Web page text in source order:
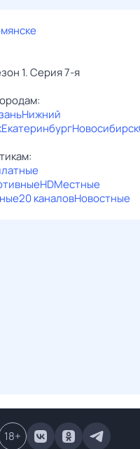
1. Серия 7-я
Нижний
ЕкатеринбургНовосибирск
HDМестные
20 каналовНовостные
18+